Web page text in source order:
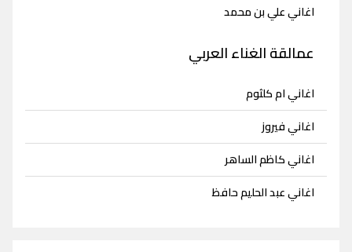
اغاني علي بن محمد
عمالقة الغناء العربي
اغاني ام كلثوم
اغاني فيروز
اغاني كاظم الساهر
اغاني عبد الحليم حافظ